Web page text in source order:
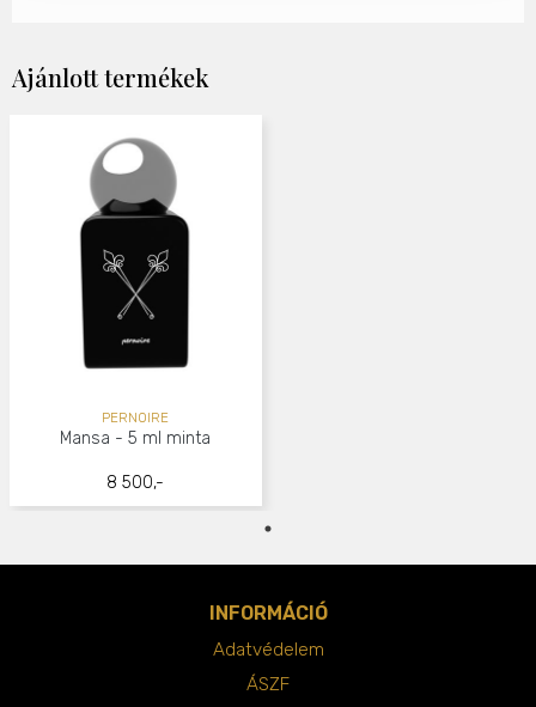
Ajánlott termékek
8 500,-
PERNOIRE
Mansa - 5 ml minta
INFORMÁCIÓ
Adatvédelem
ÁSZF